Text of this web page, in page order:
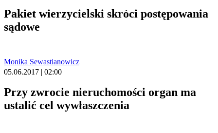
Pakiet wierzycielski skróci postępowania
sądowe
Monika Sewastianowicz
05.06.2017 | 02:00
Przy zwrocie nieruchomości organ ma
ustalić cel wywłaszczenia